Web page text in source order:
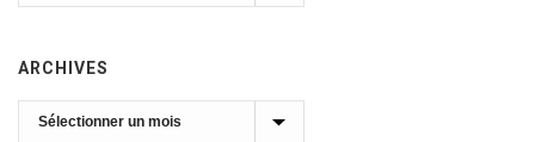
ARCHIVES
Archives